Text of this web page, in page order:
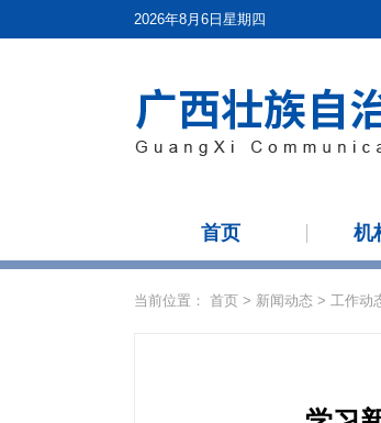
2026年8月6日星期四
首页 机
当前位置： 首页 > 新闻动态 > 工作动